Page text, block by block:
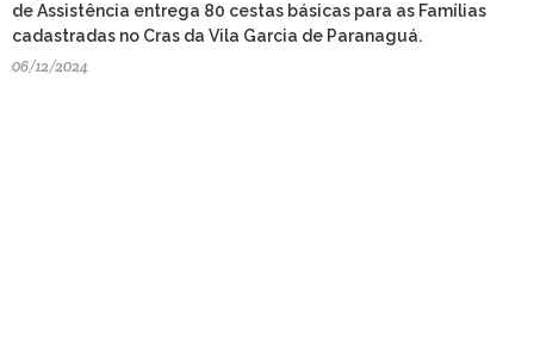
de Assistência entrega 80 cestas básicas para as Famílias
cadastradas no Cras da Vila Garcia de Paranaguá.
06/12/2024